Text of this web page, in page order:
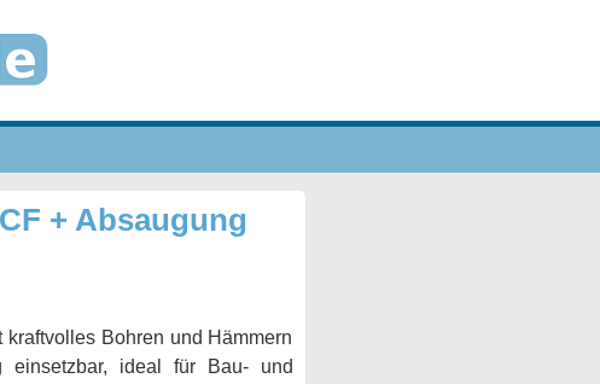
+ Absaugung
Bohren und Hämmern
einsetzbar, ideal für Bau- und